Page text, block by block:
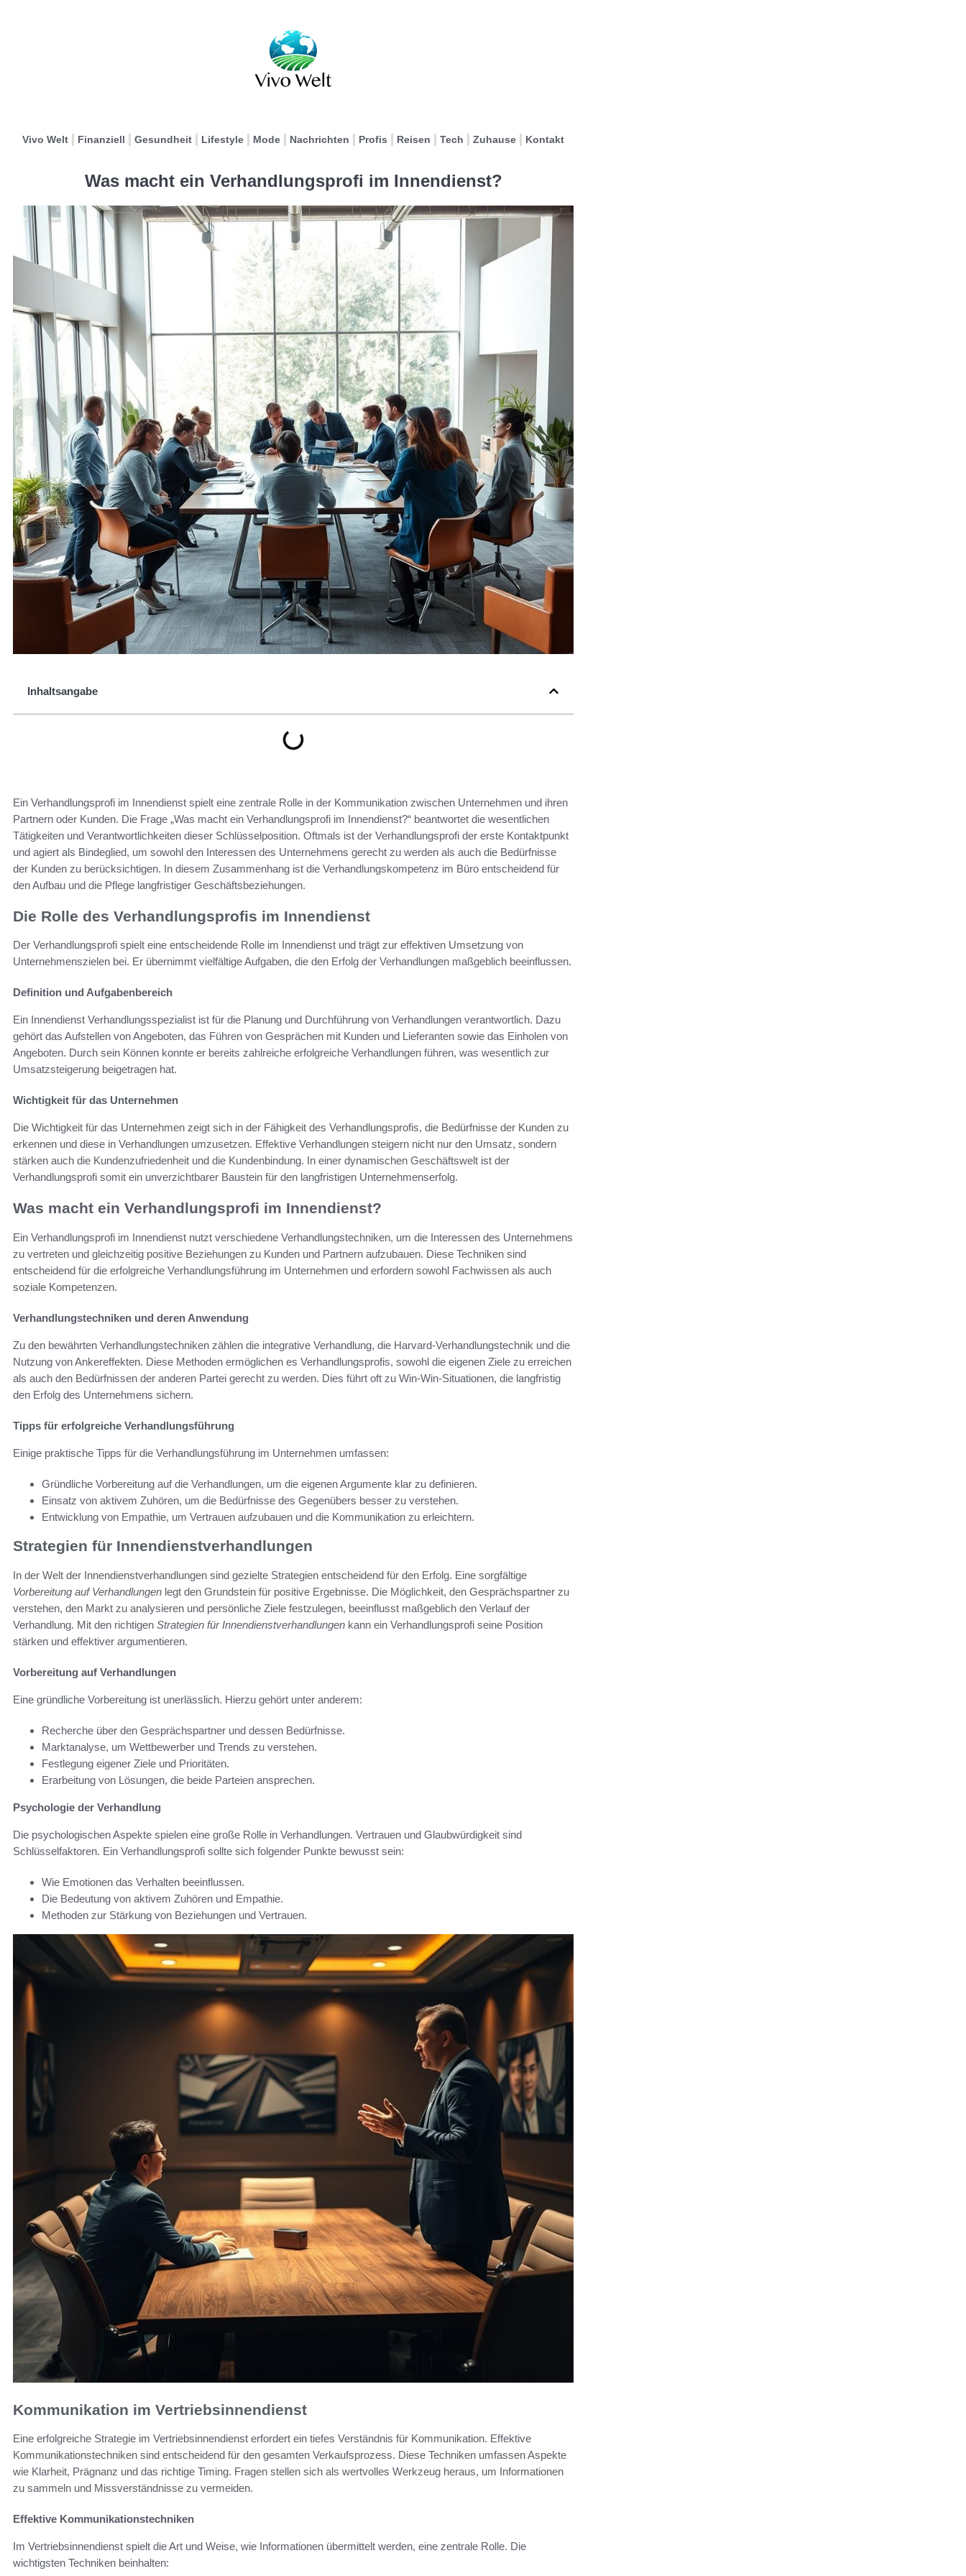
Vivo Welt Finanziell Gesundheit Lifestyle Mode Nachrichten Profis Reisen Tech Zuhause Kontakt
Was macht ein Verhandlungsprofi im Innendienst?
Inhaltsangabe
Ein Verhandlungsprofi im Innendienst spielt eine zentrale Rolle in der Kommunikation zwischen Unternehmen und ihren
Partnern oder Kunden. Die Frage „Was macht ein Verhandlungsprofi im Innendienst?“ beantwortet die wesentlichen
Tätigkeiten und Verantwortlichkeiten dieser Schlüsselposition. Oftmals ist der Verhandlungsprofi der erste Kontaktpunkt
und agiert als Bindeglied, um sowohl den Interessen des Unternehmens gerecht zu werden als auch die Bedürfnisse
der Kunden zu berücksichtigen. In diesem Zusammenhang ist die Verhandlungskompetenz im Büro entscheidend für
den Aufbau und die Pflege langfristiger Geschäftsbeziehungen.
Die Rolle des Verhandlungsprofis im Innendienst
Der Verhandlungsprofi spielt eine entscheidende Rolle im Innendienst und trägt zur effektiven Umsetzung von
Unternehmenszielen bei. Er übernimmt vielfältige Aufgaben, die den Erfolg der Verhandlungen maßgeblich beeinflussen.
Definition und Aufgabenbereich
Ein Innendienst Verhandlungsspezialist ist für die Planung und Durchführung von Verhandlungen verantwortlich. Dazu
gehört das Aufstellen von Angeboten, das Führen von Gesprächen mit Kunden und Lieferanten sowie das Einholen von
Angeboten. Durch sein Können konnte er bereits zahlreiche erfolgreiche Verhandlungen führen, was wesentlich zur
Umsatzsteigerung beigetragen hat.
Wichtigkeit für das Unternehmen
Die Wichtigkeit für das Unternehmen zeigt sich in der Fähigkeit des Verhandlungsprofis, die Bedürfnisse der Kunden zu
erkennen und diese in Verhandlungen umzusetzen. Effektive Verhandlungen steigern nicht nur den Umsatz, sondern
stärken auch die Kundenzufriedenheit und die Kundenbindung. In einer dynamischen Geschäftswelt ist der
Verhandlungsprofi somit ein unverzichtbarer Baustein für den langfristigen Unternehmenserfolg.
Was macht ein Verhandlungsprofi im Innendienst?
Ein Verhandlungsprofi im Innendienst nutzt verschiedene Verhandlungstechniken, um die Interessen des Unternehmens
zu vertreten und gleichzeitig positive Beziehungen zu Kunden und Partnern aufzubauen. Diese Techniken sind
entscheidend für die erfolgreiche Verhandlungsführung im Unternehmen und erfordern sowohl Fachwissen als auch
soziale Kompetenzen.
Verhandlungstechniken und deren Anwendung
Zu den bewährten Verhandlungstechniken zählen die integrative Verhandlung, die Harvard-Verhandlungstechnik und die
Nutzung von Ankereffekten. Diese Methoden ermöglichen es Verhandlungsprofis, sowohl die eigenen Ziele zu erreichen
als auch den Bedürfnissen der anderen Partei gerecht zu werden. Dies führt oft zu Win-Win-Situationen, die langfristig
den Erfolg des Unternehmens sichern.
Tipps für erfolgreiche Verhandlungsführung
Einige praktische Tipps für die Verhandlungsführung im Unternehmen umfassen:
Gründliche Vorbereitung auf die Verhandlungen, um die eigenen Argumente klar zu definieren.
Einsatz von aktivem Zuhören, um die Bedürfnisse des Gegenübers besser zu verstehen.
Entwicklung von Empathie, um Vertrauen aufzubauen und die Kommunikation zu erleichtern.
Strategien für Innendienstverhandlungen
In der Welt der Innendienstverhandlungen sind gezielte Strategien entscheidend für den Erfolg. Eine sorgfältige
Vorbereitung auf Verhandlungen legt den Grundstein für positive Ergebnisse. Die Möglichkeit, den Gesprächspartner zu
verstehen, den Markt zu analysieren und persönliche Ziele festzulegen, beeinflusst maßgeblich den Verlauf der
Verhandlung. Mit den richtigen Strategien für Innendienstverhandlungen kann ein Verhandlungsprofi seine Position
stärken und effektiver argumentieren.
Vorbereitung auf Verhandlungen
Eine gründliche Vorbereitung ist unerlässlich. Hierzu gehört unter anderem:
Recherche über den Gesprächspartner und dessen Bedürfnisse.
Marktanalyse, um Wettbewerber und Trends zu verstehen.
Festlegung eigener Ziele und Prioritäten.
Erarbeitung von Lösungen, die beide Parteien ansprechen.
Psychologie der Verhandlung
Die psychologischen Aspekte spielen eine große Rolle in Verhandlungen. Vertrauen und Glaubwürdigkeit sind
Schlüsselfaktoren. Ein Verhandlungsprofi sollte sich folgender Punkte bewusst sein:
Wie Emotionen das Verhalten beeinflussen.
Die Bedeutung von aktivem Zuhören und Empathie.
Methoden zur Stärkung von Beziehungen und Vertrauen.
Kommunikation im Vertriebsinnendienst
Eine erfolgreiche Strategie im Vertriebsinnendienst erfordert ein tiefes Verständnis für Kommunikation. Effektive
Kommunikationstechniken sind entscheidend für den gesamten Verkaufsprozess. Diese Techniken umfassen Aspekte
wie Klarheit, Prägnanz und das richtige Timing. Fragen stellen sich als wertvolles Werkzeug heraus, um Informationen
zu sammeln und Missverständnisse zu vermeiden.
Effektive Kommunikationstechniken
Im Vertriebsinnendienst spielt die Art und Weise, wie Informationen übermittelt werden, eine zentrale Rolle. Die
wichtigsten Techniken beinhalten: